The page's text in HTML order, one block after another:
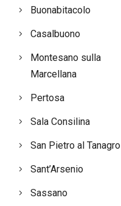
Buonabitacolo
Casalbuono
Montesano sulla
Marcellana
Pertosa
Sala Consilina
San Pietro al Tanagro
Sant’Arsenio
Sassano